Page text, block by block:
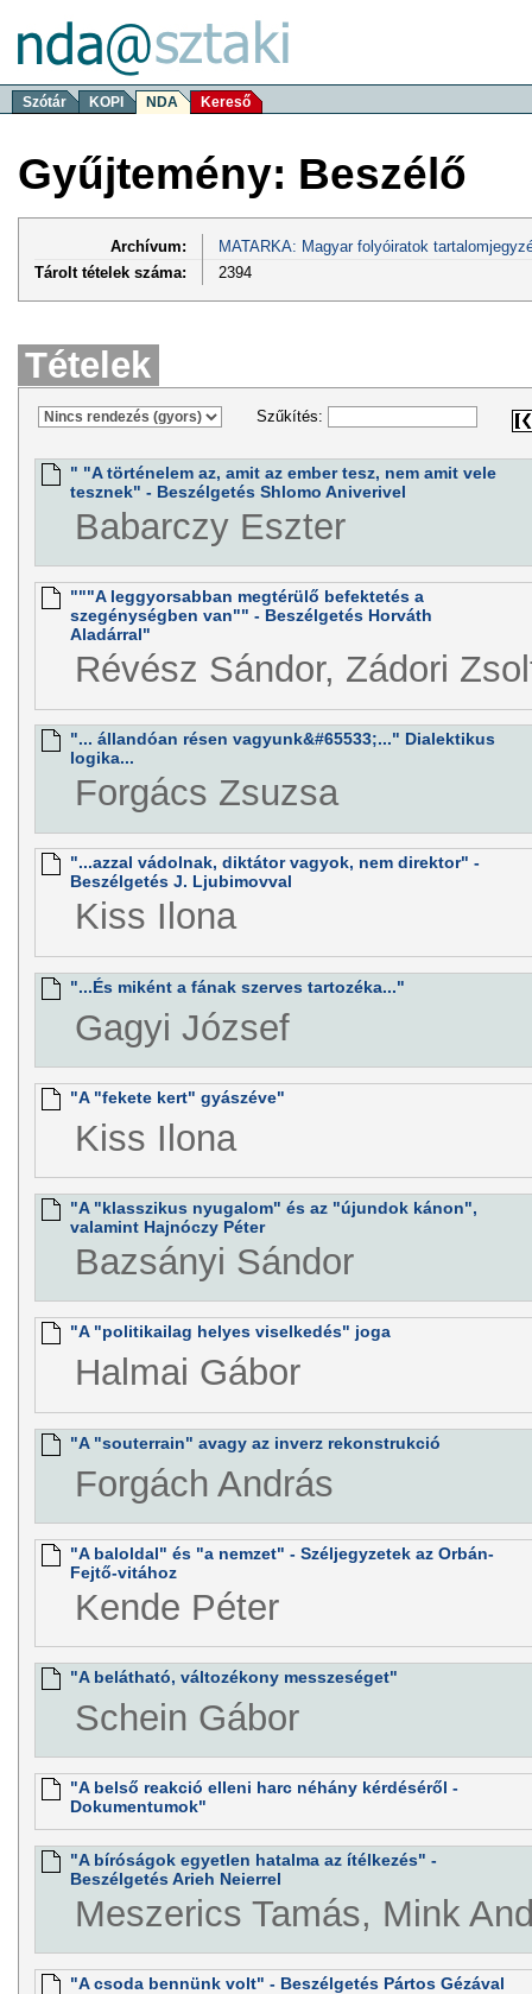
Szótár KOPI NDA Kereső
Gyűjtemény: Beszélő
Archívum:
MATARKA: Magyar folyóiratok
Tárolt tételek száma:
2394
Tételek
Szűkítés:
" "A történelem az, amit az ember tesz, nem amit vele
tesznek" - Beszélgetés Shlomo Aniverivel
Babarczy Eszter
"""A leggyorsabban megtérülő befektetés a
szegénységben van"" - Beszélgetés Horváth
Aladárral"
Révész Sándor, Zádori
"... állandóan résen vagyunk&#65533;..." Dialektikus
logika...
Forgács Zsuzsa
"...azzal vádolnak, diktátor vagyok, nem direktor" -
Beszélgetés J. Ljubimovval
Kiss Ilona
"...És miként a fának szerves tartozéka..."
Gagyi József
"A "fekete kert" gyászéve"
Kiss Ilona
"A "klasszikus nyugalom" és az "újundok kánon",
valamint Hajnóczy Péter
Bazsányi Sándor
"A "politikailag helyes viselkedés" joga
Halmai Gábor
"A "souterrain" avagy az inverz rekonstrukció
Forgách András
"A baloldal" és "a nemzet" - Széljegyzetek az Orbán-
Fejtő-vitához
Kende Péter
"A belátható, változékony messzeséget"
Schein Gábor
"A belső reakció elleni harc néhány kérdéséről -
Dokumentumok"
"A bíróságok egyetlen hatalma az ítélkezés" -
Beszélgetés Arieh Neierrel
Meszerics Tamás, Mink
"A csoda bennünk volt" - Beszélgetés Pártos Gézával